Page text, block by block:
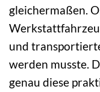
gleichermaßen.
und
werden musste.
genau diese